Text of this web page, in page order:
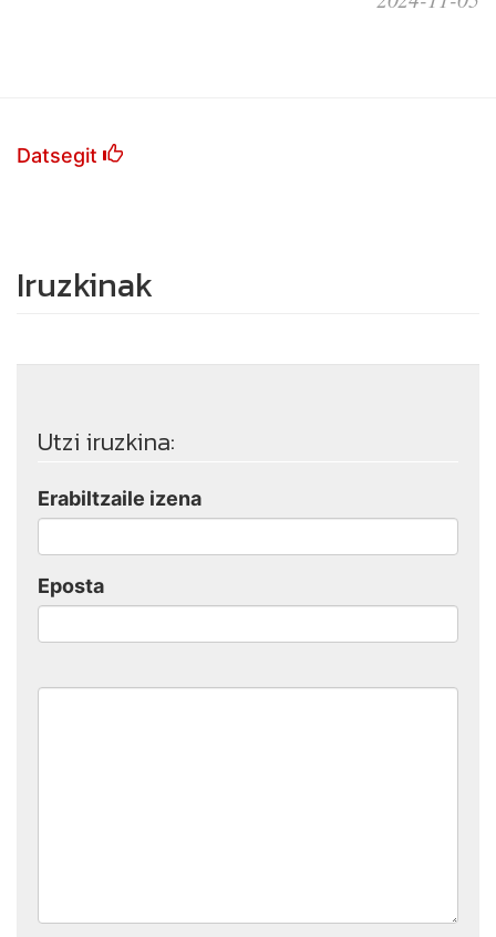
Datsegit
Iruzkinak
Utzi iruzkina:
Erabiltzaile izena
Eposta